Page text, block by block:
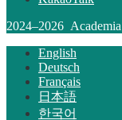
ou
visto de
Taxas de
Aulas
atuais
Aplicativo
2024–2026
English
Deutsch
Français
日本語
한국어